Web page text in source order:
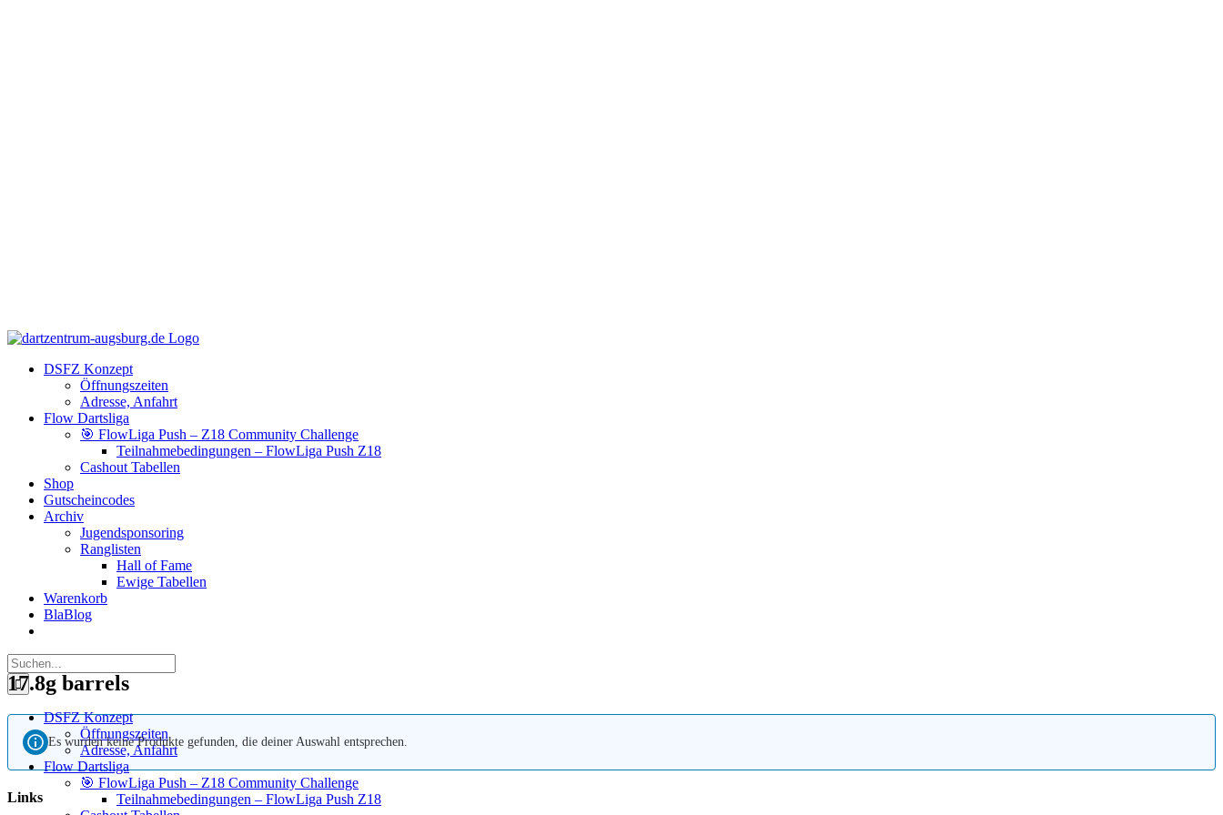
DSFZ Konzept
Öffnungszeiten
Adresse, Anfahrt
Flow Dartsliga
🎯 FlowLiga Push – Z18 Community Challenge
Teilnahmebedingungen – FlowLiga Push Z18
Cashout Tabellen
Shop
Gutscheincodes
Archiv
Jugendsponsoring
Ranglisten
Hall of Fame
Ewige Tabellen
Warenkorb
BlaBlog
Suche
nach:
DSFZ Konzept
Öffnungszeiten
Adresse, Anfahrt
Flow Dartsliga
🎯 FlowLiga Push – Z18 Community Challenge
Teilnahmebedingungen – FlowLiga Push Z18
17.8g barrels
Es wurden keine Produkte gefunden, die deiner Auswahl entsprechen.
Links